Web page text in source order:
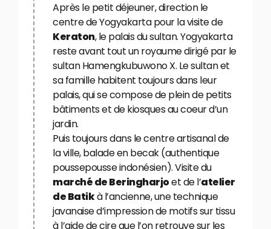
Après le petit déjeuner, direction le
centre de Yogyakarta pour la visite de
Keraton, le palais du sultan. Yogyakarta
reste avant tout un royaume dirigé par le
sultan Hamengkubuwono X. Le sultan et
sa famille habitent toujours dans leur
palais, qui se compose de plein de petits
bâtiments et de kiosques au coeur d’un
jardin.
Puis toujours dans le centre artisanal de
la ville, balade en becak (authentique
poussepousse indonésien). Visite du
marché de Beringharjoet de l’atelier
de Batikà l’ancienne, une technique
javanaise d’impression de motifs sur tissu
à l’aide de cire que l’on retrouve sur les